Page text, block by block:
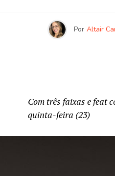
Por Altair
Com três faixas e feat
quinta-feira (23)